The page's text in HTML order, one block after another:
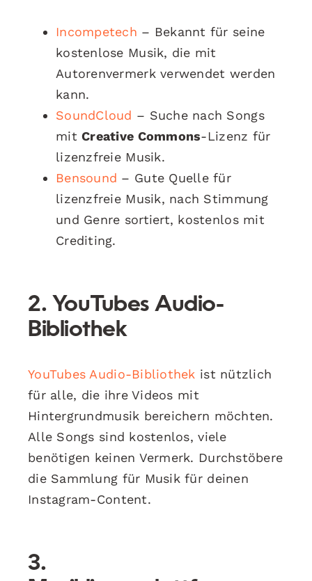
Incompetech – Bekannt für seine
kostenlose Musik, die mit
Autorenvermerk verwendet werden
kann.
SoundCloud – Suche nach Songs
mitCreative Commons-Lizenz für
lizenzfreie Musik.
Bensound – Gute Quelle für
lizenzfreie Musik, nach Stimmung
und Genre sortiert, kostenlos mit
Crediting.
2. YouTubes Audio-
Bibliothek
YouTubes Audio-Bibliothek ist nützlich
für alle, die ihre Videos mit
Hintergrundmusik bereichern möchten.
Alle Songs sind kostenlos, viele
benötigen keinen Vermerk. Durchstöbere
die Sammlung für Musik für deinen
Instagram-Content.
3.